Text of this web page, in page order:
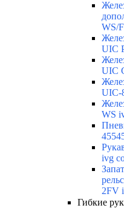
WS/
UIC
UIC
UIC-
WS
ivg
2FV
Гибкие